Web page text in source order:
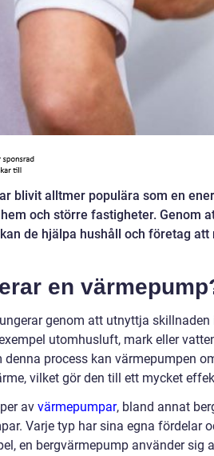
blivit alltmer populära som en
och större fastigheter. Genom
de hjälpa hushåll och företag
en
genom att utnyttja
utomhusluft, mark eller
denna process kan värmepumpen
vilket gör den till ett mycket
av värmepumpar, bland annat
Varje typ har sina egna fördelar
en bergvärmepump använder